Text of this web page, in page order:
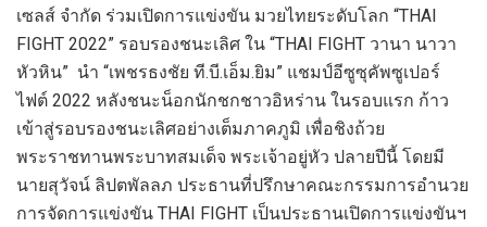
เซลส์ จำกัด ร่วมเปิดการแข่งขัน มวยไทยระดับโลก “THAI
FIGHT 2022” รอบรองชนะเลิศ ใน “THAI FIGHT วานา นาวา
หัวหิน” นำ “เพชรธงชัย ที.บี.เอ็ม.ยิม” แชมป์อีซูซุคัพซูเปอร์
ไฟต์ 2022 หลังชนะน็อกนักชกชาวอิหร่าน ในรอบแรก ก้าว
เข้าสู่รอบรองชนะเลิศอย่างเต็มภาคภูมิ เพื่อชิงถ้วย
พระราชทานพระบาทสมเด็จ พระเจ้าอยู่หัว ปลายปีนี้ โดยมี
นายสุวัจน์ ลิปตพัลลภ ประธานที่ปรึกษาคณะกรรมการอำนวย
การจัดการแข่งขัน THAI FIGHT เป็นประธานเปิดการแข่งขันฯ